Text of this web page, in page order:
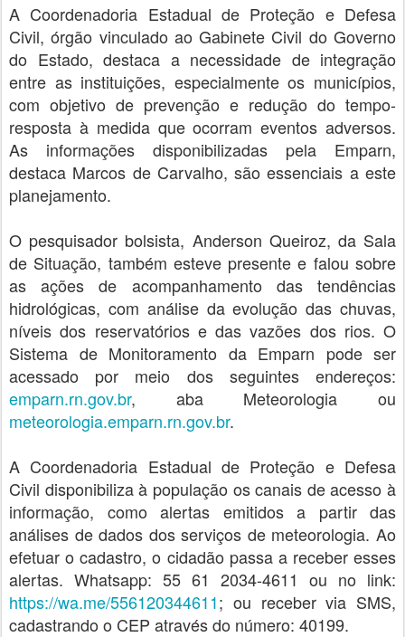
A Coordenadoria Estadual de Proteção e Defesa
Civil, órgão vinculado ao Gabinete Civil do Governo
do Estado, destaca a necessidade de integração
entre as instituições, especialmente os municípios,
com objetivo de prevenção e redução do tempo-
resposta à medida que ocorram eventos adversos.
As informações disponibilizadas pela Emparn,
destaca Marcos de Carvalho, são essenciais a este
planejamento.
O pesquisador bolsista, Anderson Queiroz, da Sala
de Situação, também esteve presente e falou sobre
as ações de acompanhamento das tendências
hidrológicas, com análise da evolução das chuvas,
níveis dos reservatórios e das vazões dos rios. O
Sistema de Monitoramento da Emparn pode ser
acessado por meio dos seguintes endereços:
emparn.rn.gov.br, aba Meteorologia ou
meteorologia.emparn.rn.gov.br.
A Coordenadoria Estadual de Proteção e Defesa
Civil disponibiliza à população os canais de acesso à
informação, como alertas emitidos a partir das
análises de dados dos serviços de meteorologia. Ao
efetuar o cadastro, o cidadão passa a receber esses
alertas. Whatsapp: 55 61 2034-4611 ou no link:
https://wa.me/556120344611; ou receber via SMS,
cadastrando o CEP através do número: 40199.